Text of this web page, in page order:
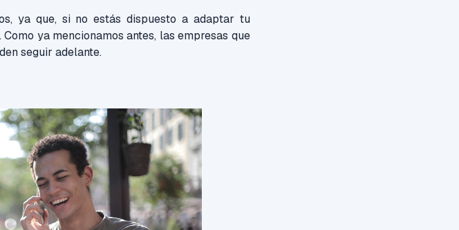
ya que, si no estás dispuesto a adaptar tu
ya mencionamos antes, las empresas que
seguir adelante.